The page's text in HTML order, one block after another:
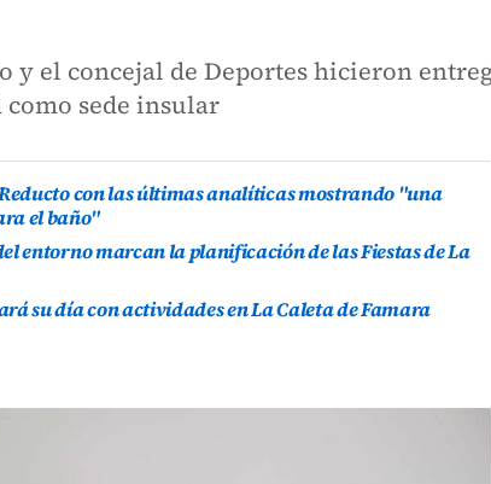
el concejal de Deportes hicieron
sede insular
con las últimas analíticas mostrando "una
el baño"
entorno marcan la planificación de las Fiestas de La
su día con actividades en La Caleta de Famara